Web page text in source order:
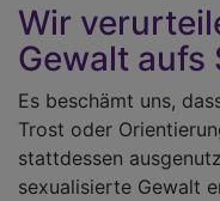
Wir
Gewalt aufs
Es beschämt uns,
Trost oder
stattdessen
sexualisierte Gewalt